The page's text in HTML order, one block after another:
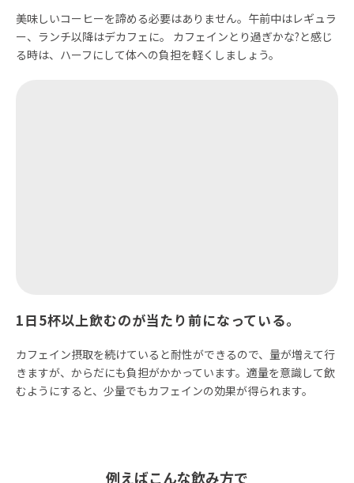
美味しいコーヒーを諦める必要はありません。午前中はレギュラ
ー、ランチ以降はデカフェに。 カフェインとり過ぎかな?と感じ
る時は、ハーフにして体への負担を軽くしましょう。
1日5杯以上飲むのが当たり前になっている。
カフェイン摂取を続けていると耐性ができるので、量が増えて行
きますが、からだにも負担がかかっています。適量を意識して飲
むようにすると、少量でもカフェインの効果が得られます。
例えばこんな飲み方で